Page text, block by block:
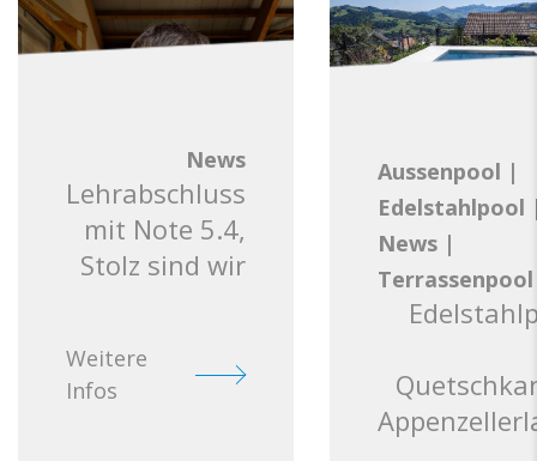
News
Lehrabschluss
mit Note 5.4,
Stolz sind wir
Weitere
Infos
Aussenpool |
Edelstahlpool
News |
Terrassenpool